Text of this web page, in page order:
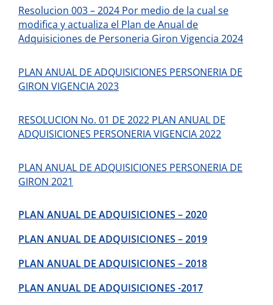
Resolucion 003 – 2024 Por medio de la cual se
modifica y actualiza el Plan de Anual de
Adquisiciones de Personeria Giron Vigencia 2024
PLAN ANUAL DE ADQUISICIONES PERSONERIA DE
GIRON VIGENCIA 2023
RESOLUCION No. 01 DE 2022 PLAN ANUAL DE
ADQUISICIONES PERSONERIA VIGENCIA 2022
PLAN ANUAL DE ADQUISICIONES PERSONERIA DE
GIRON 2021
PLAN ANUAL DE ADQUISICIONES – 2020
PLAN ANUAL DE ADQUISICIONES – 2019
PLAN ANUAL DE ADQUISICIONES – 2018
PLAN ANUAL DE ADQUISICIONES -2017